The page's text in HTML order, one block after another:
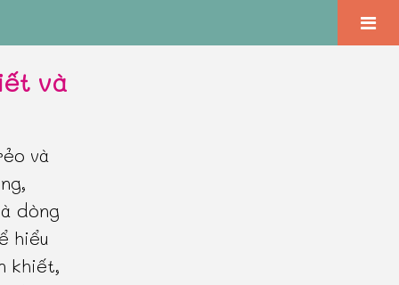
và
và
dòng
hiểu
khiết,